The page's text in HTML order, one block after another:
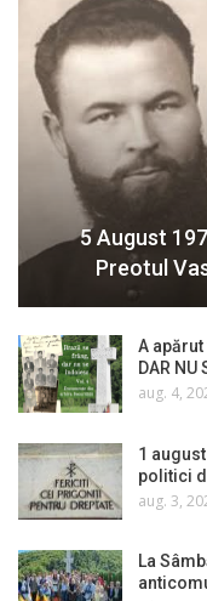
5 August
Preotul
A apărut
DAR NU
aug. 4,
1
politici
aug. 3,
La